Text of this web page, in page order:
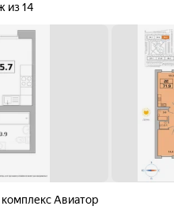
из 14
Авиатор